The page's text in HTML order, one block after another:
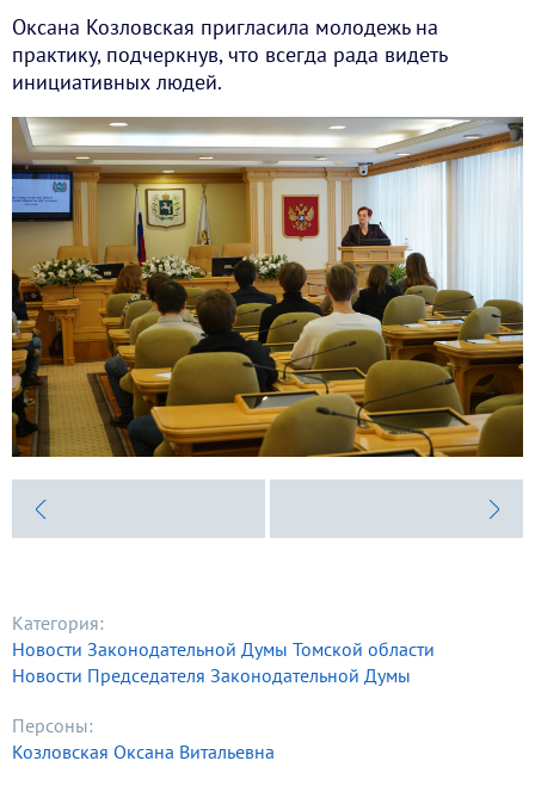
Оксана Козловская пригласила молодежь на
практику, подчеркнув, что всегда рада видеть
инициативных людей.
Категория:
Новости Законодательной Думы Томской области
Новости Председателя Законодательной Думы
Персоны:
Козловская Оксана Витальевна